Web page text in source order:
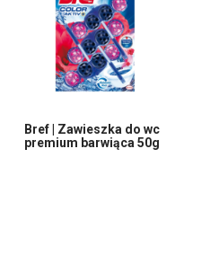
Bref | Zawieszka do wc
premium barwiąca 50g